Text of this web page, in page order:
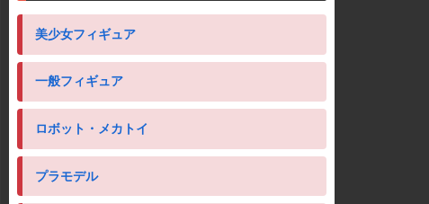
美少女フィギュア
一般フィギュア
ロボット・メカトイ
プラモデル